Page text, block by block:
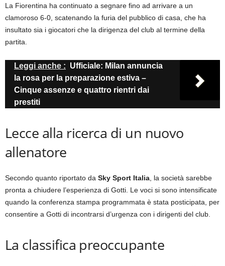
La Fiorentina ha continuato a segnare fino ad arrivare a un
clamoroso 6-0, scatenando la furia del pubblico di casa, che ha
insultato sia i giocatori che la dirigenza del club al termine della
partita.
Leggi anche : Ufficiale: Milan annuncia
la rosa per la preparazione estiva –
Cinque assenze e quattro rientri dai
prestiti
Lecce alla ricerca di un nuovo
allenatore
Secondo quanto riportato da Sky Sport Italia, la società sarebbe
pronta a chiudere l’esperienza di Gotti. Le voci si sono intensificate
quando la conferenza stampa programmata è stata posticipata, per
consentire a Gotti di incontrarsi d’urgenza con i dirigenti del club.
La classifica preoccupante